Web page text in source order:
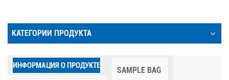
КАТЕГОРИИ ПРОДУКТА
ИНФОРМАЦИЯ О ПРОДУКТЕ SAMPLE BAG